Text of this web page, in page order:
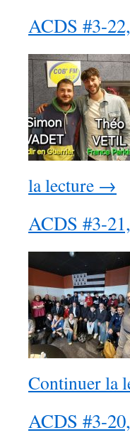
ACDS #3-
la lecture →
ACDS #3-
Continuer la
ACDS #3-